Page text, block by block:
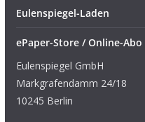
Eulenspiegel-Laden
ePaper-Store / Online-Abo
Eulenspiegel GmbH
Markgrafendamm 24/18
10245 Berlin